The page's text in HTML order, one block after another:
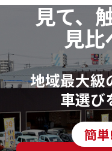
見て、
見比
地域最大級
車選び
簡